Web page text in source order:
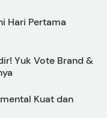
Hari Pertama
Yuk Vote Brand &
Kuat dan